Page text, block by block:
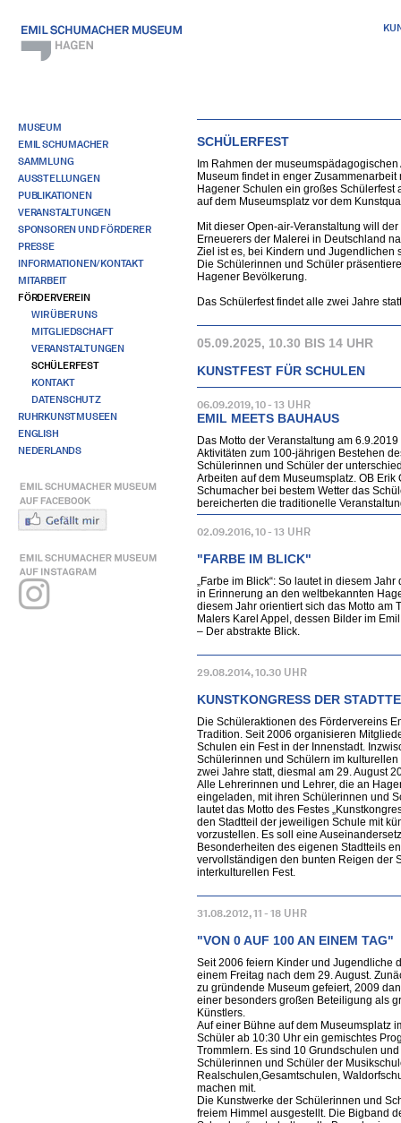
MUSEUM
EMIL SCHUMACHER
SAMMLUNG
AUSSTELLUNGEN
PUBLIKATIONEN
VERANSTALTUNGEN
SPONSOREN UND FÖRDERER
PRESSE
INFORMATIONEN/KONTAKT
MITARBEIT
FÖRDERVEREIN
WIR ÜBER UNS
MITGLIEDSCHAFT
VERANSTALTUNGEN
SCHÜLERFEST
KONTAKT
DATENSCHUTZ
RUHRKUNSTMUSEEN
ENGLISH
NEDERLANDS
SCHÜLERFEST
Im Rahmen der
Museum findet in enger
Hagener Schulen ein großes
auf dem Museumsplatz vor dem
Mit dieser Open-air-Veranstaltung will
Erneuerers der Malerei in Deutschland
Ziel ist es, bei Kindern und Jugendlichen
Die Schülerinnen und Schüler
Hagener Bevölkerung.
Das Schülerfest findet alle zwei Jahre
05.09.2025, 10.30 BIS 14 UHR
KUNSTFEST FÜR SCHULEN
06.09.2019, 10 - 13 UHR
EMIL MEETS BAUHAUS
Das Motto der Veranstaltung am
Aktivitäten zum 100-jährigen Bestehen
Schülerinnen und Schüler der
Arbeiten auf dem Museumsplatz. OB
Schumacher bei bestem Wetter das
bereicherten die traditionelle
02.09.2016, 10 - 13 UHR
"FARBE IM BLICK"
„Farbe im Blick“: So lautet in diesem
in Erinnerung an den weltbekannten
diesem Jahr orientiert sich das Motto am
Malers Karel Appel, dessen Bilder im
– Der abstrakte Blick.
29.08.2014, 10.30 UHR
KUNSTKONGRESS DER
Die Schüleraktionen des Fördervereins
Tradition. Seit 2006 organisieren
Schulen ein Fest in der Innenstadt.
Schülerinnen und Schülern im
zwei Jahre statt, diesmal am 29. August
Alle Lehrerinnen und Lehrer, die an
eingeladen, mit ihren Schülerinnen und
lautet das Motto des Festes
den Stadtteil der jeweiligen Schule mit
vorzustellen. Es soll eine
Besonderheiten des eigenen Stadtteils
vervollständigen den bunten Reigen der
interkulturellen Fest.
31.08.2012, 11 - 18 UHR
"VON 0 AUF 100 AN EINEM TAG"
Seit 2006 feiern Kinder und Jugendliche
einem Freitag nach dem 29. August.
zu gründende Museum gefeiert, 2009
einer besonders großen Beteiligung als
Künstlers.
Auf einer Bühne auf dem Museumsplatz
Schüler ab 10:30 Uhr ein gemischtes
Trommlern. Es sind 10 Grundschulen
Schülerinnen und Schüler der
Realschulen,Gesamtschulen,
machen mit.
Die Kunstwerke der Schülerinnen und
freiem Himmel ausgestellt. Die Bigband